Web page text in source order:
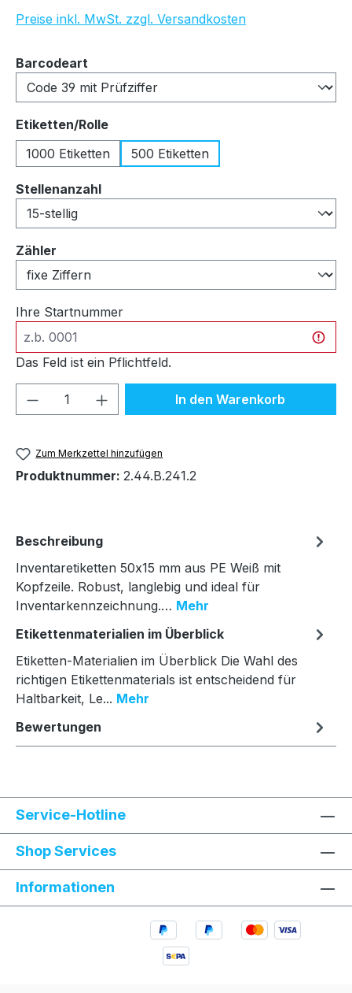
Preise inkl. MwSt. zzgl. Versandkosten
Barcodeart
Etiketten/Rolleauswählen
1000 Etiketten
500 Etiketten
Stellenanzahlauswählen
Zähler
Ihre Startnummer
Das Feld ist ein Pflichtfeld.
Produkt Anzahl: Gib denIn den Warenkorb
Zum Merkzettel hinzufügen
Produktnummer: 2.44.B.241.2
Beschreibung
Inventaretiketten 50x15 mm aus PE Weiß mit
Kopfzeile. Robust, langlebig und ideal für
Inventarkennzeichnung.… Mehr
Etikettenmaterialien im Überblick
Etiketten-Materialien im Überblick Die Wahl des
richtigen Etikettenmaterials ist entscheidend für
Haltbarkeit, Le... Mehr
Bewertungen
Service-Hotline
Shop Services
Informationen